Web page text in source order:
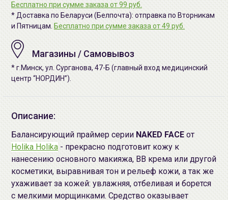
Бесплатно при сумме заказа от 99 руб.
* Доставка по Беларуси (Белпочта): отправка по Вторникам
и Пятницам. Бесплатно при сумме заказа от 49 руб.
Магазины / Самовывоз
* г.Минск, ул. Сурганова, 47-Б (главный вход медицинский
центр “НОРДИН”).
Описание:
Балансирующий праймер серии NAKED FACE от
Holika Holika - прекрасно подготовит кожу к
нанесению основного макияжа, BB крема или другой
косметики, выравнивая тон и рельеф кожи, а так же
ухаживает за кожей: увлажняя, отбеливая и борется
с мелкими морщинками. Средство оказывает